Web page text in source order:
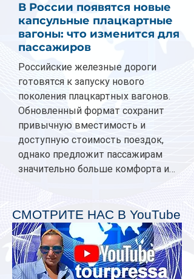
В России появятся новые
капсульные плацкартные
вагоны: что изменится для
пассажиров
Российские железные дороги
готовятся к запуску нового
поколения плацкартных вагонов.
Обновленный формат сохранит
привычную вместимость и
доступную стоимость поездок,
однако предложит пассажирам
значительно больше комфорта и
планируется начать в 2027 году.
Одним из главных нововведений
станут индивидуальные шторки у
каждого спального места. Они
позволят пассажирам закрыть свою
СМОТРИТЕ НАС В YouTube